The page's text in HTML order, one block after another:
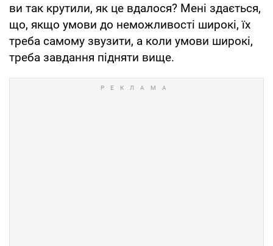
ви так крутили, як це вдалося? Мені здається,
що, якщо умови до неможливості широкі, їх
треба самому звузити, а коли умови широкі,
треба завдання підняти вище.